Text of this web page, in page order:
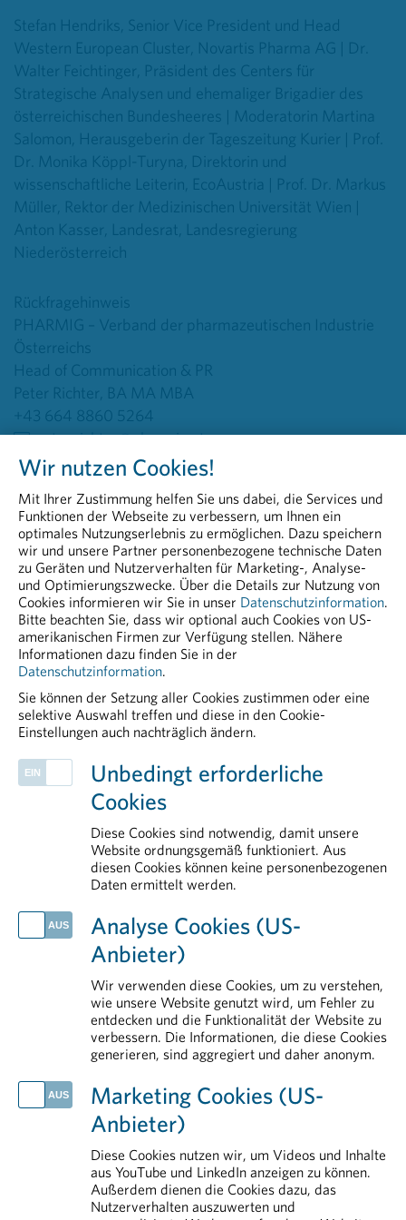
Stefan Hendriks, Senior Vice President und Head
Western European Cluster, Novartis Pharma AG | Dr.
Walter Feichtinger, Präsident des Centers für
Strategische Analysen und ehemaliger Brigadier des
österreichischen Bundesheeres | Moderatorin Martina
Salomon, Herausgeberin der Tageszeitung Kurier | Prof.
Dr. Monika Köppl-Turyna, Direktorin und
wissenschaftliche Leiterin, EcoAustria | Prof. Dr. Markus
Müller, Rektor der Medizinischen Universität Wien |
Anton Kasser, Landesrat, Landesregierung
Niederösterreich
Rückfragehinweis
PHARMIG – Verband der pharmazeutischen Industrie
Österreichs
Head of Communication & PR
Peter Richter, BA MA MBA
+43 664 8860 5264
peter.richter@pharmig.at
als strategische Ressource stärken
PDF - 107,05 KB
PHARMIG Panel Gesundheit und
Sicherheitspolitik_Europa-Forum Wachau_Foto David
Mihailescu
JPG - 609,01 KB
Arzneimittelzulassung
Mitgliedsunternehmen
Public Affairs und Market Access
Legal & Compliance
Positionen der pharmazeutischen Industrie zur Standortstärkung
Europas klinische Forschung steht unter Druck
Life Sciences in Österreich: Der Standort braucht Rückenwind
IM DETAIL
Erstattung von Arzneimitteln
Aus- und Weiterbildung
Arzneimittelsicherheit
Rund um das Arzneimittel
Arzneimittelmarkt
Wir nutzen Cookies!
Mit Ihrer Zustimmung helfen Sie uns dabei, die Services und
Funktionen der Webseite zu verbessern, um Ihnen ein
optimales Nutzungserlebnis zu ermöglichen. Dazu speichern
wir und unsere Partner personenbezogene technische Daten
zu Geräten und Nutzerverhalten für Marketing-, Analyse-
und Optimierungszwecke. Über die Details zur Nutzung von
Cookies informieren wir Sie in unser Datenschutzinformation.
Bitte beachten Sie, dass wir optional auch Cookies von US-
amerikanischen Firmen zur Verfügung stellen. Nähere
Informationen dazu finden Sie in der
Datenschutzinformation.
Sie können der Setzung aller Cookies zustimmen oder eine
selektive Auswahl treffen und diese in den Cookie-
Einstellungen auch nachträglich ändern.
Unbedingt erforderliche
Cookies
Diese Cookies sind notwendig, damit unsere
Website ordnungsgemäß funktioniert. Aus
diesen Cookies können keine personenbezogenen
Daten ermittelt werden.
Analyse Cookies (US-
Anbieter)
Wir verwenden diese Cookies, um zu verstehen,
wie unsere Website genutzt wird, um Fehler zu
entdecken und die Funktionalität der Website zu
verbessern. Die Informationen, die diese Cookies
generieren, sind aggregiert und daher anonym.
Marketing Cookies (US-
Anbieter)
Diese Cookies nutzen wir, um Videos und Inhalte
aus YouTube und LinkedIn anzeigen zu können.
Außerdem dienen die Cookies dazu, das
Nutzerverhalten auszuwerten und